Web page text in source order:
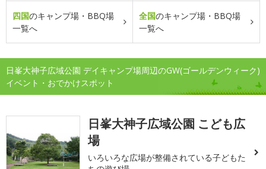
四国のキャンプ場・BBQ場
一覧へ
全国のキャンプ場・BBQ場
一覧へ
日峯大神子広域公園 デイキャンプ場周辺のGW(ゴールデンウィーク)
イベント・おでかけスポット
日峯大神子広域公園 こども広
場
いろいろな広場が整備されている子どもた